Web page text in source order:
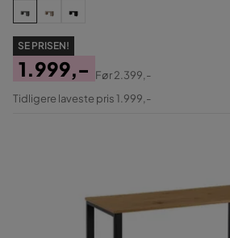
SE PRISEN!
Pris
1.999,-
Original
Før2.399,-
Tidligere laveste pris 1.999,-